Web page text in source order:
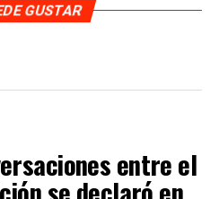
GUSTAR
entre el